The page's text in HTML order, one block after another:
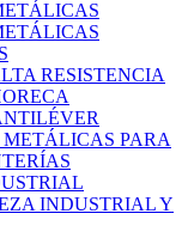
RESISTENCIA
METÁLICAS PARA
INDUSTRIAL Y